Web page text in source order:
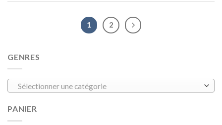
1 2
GENRES
Sélectionner une catégorie
PANIER